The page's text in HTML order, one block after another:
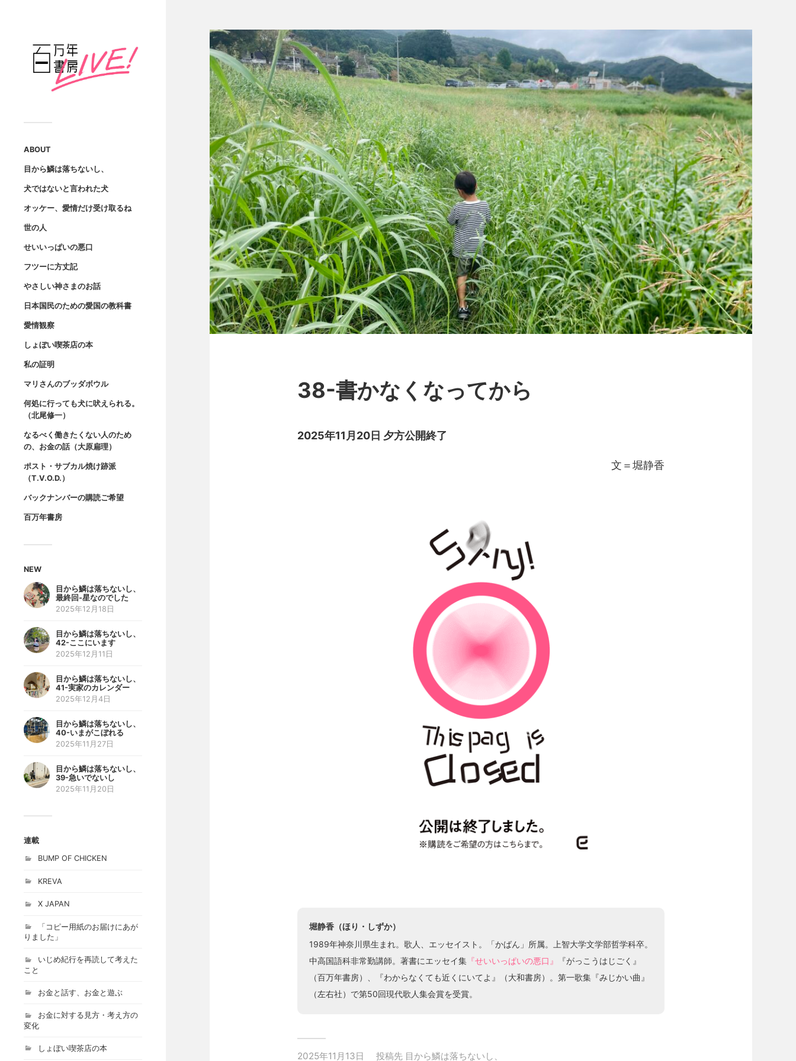
ABOUT
目から鱗は落ちないし、
犬ではないと言われた犬
オッケー、愛情だけ受け取るね
世の人
せいいっぱいの悪口
フツーに方丈記
やさしい神さまのお話
日本国民のための愛国の教科書
愛情観察
しょぼい喫茶店の本
私の証明
マリさんのブッダボウル
何処に行っても犬に吠えられる。
（北尾修一）
なるべく働きたくない人のため
の、お金の話（大原扁理）
ポスト・サブカル焼け跡派
（T.V.O.D.）
バックナンバーの購読ご希望
百万年書房
NEW
目から鱗は落ちないし、
最終回-星なのでした
2025年12月18日
目から鱗は落ちないし、
42-ここにいます
2025年12月11日
目から鱗は落ちないし、
41-実家のカレンダー
2025年12月4日
目から鱗は落ちないし、
40-いまがこぼれる
2025年11月27日
目から鱗は落ちないし、
39-急いでないし
2025年11月20日
連載
BUMP OF CHICKEN
KREVA
X JAPAN
「コピー用紙のお届けにあが
りました」
いじめ紀行を再読して考えた
こと
お金と話す、お金と遊ぶ
お金に対する見方・考え方の
変化
しょぼい喫茶店の本
38-書かなくなってから
2025年11月20日 夕方公開終了
文＝堀静香
堀静香（ほり・しずか）
1989年神奈川県生まれ。歌人、エッセイスト。「かばん」所属。上智大学文学部哲学科卒。
中高国語科非常勤講師。著書にエッセイ集 『せいいっぱいの悪口』
『がっこうはじごく』
（百万年書房）、『わからなくても近くにいてよ』（大和書房）。第一歌集『みじかい曲』
（左右社）で第50回現代歌人集会賞を受賞。
2025年11月13日 投稿先 目から鱗は落ちないし、